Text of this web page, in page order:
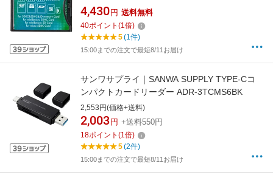
ロット用） [SD⇒コンパクトフラッシュ]
[ADRSDCF2]
4,430 円 送料無料
40ポイント (1倍)
5(1件)
15:00までの注文で最短8/11お届け
サンワサプライ｜SANWA SUPPLY TYPE-Cコ
ンパクトカードリーダー ADR-3TCMS6BK
2,553円(価格+送料)
2,003 円 +送料550円
18ポイント (1倍)
5(2件)
15:00までの注文で最短8/11お届け